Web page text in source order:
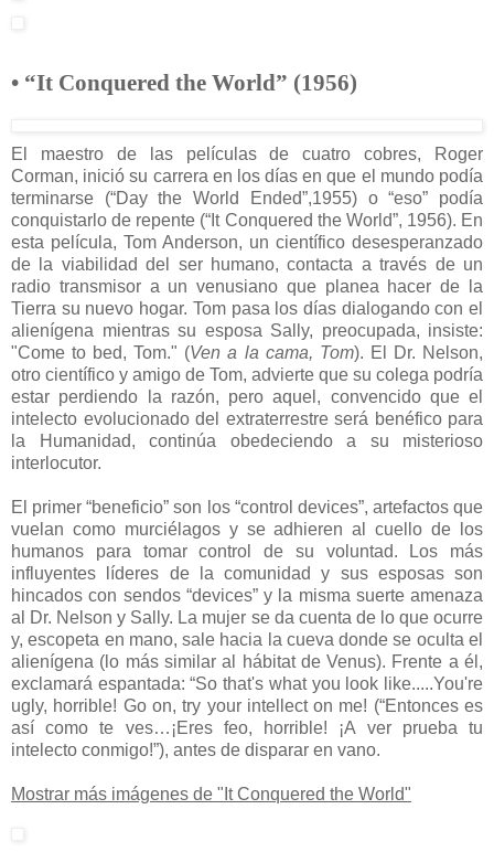
• “It Conquered the World” (1956)
El maestro de las películas de cuatro cobres, Roger
Corman, inició su carrera en los días en que el mundo podía
terminarse (“Day the World Ended”,1955) o “eso” podía
conquistarlo de repente (“It Conquered the World”, 1956). En
esta película, Tom Anderson, un científico desesperanzado
de la viabilidad del ser humano, contacta a través de un
radio transmisor a un venusiano que planea hacer de la
Tierra su nuevo hogar. Tom pasa los días dialogando con el
alienígena mientras su esposa Sally, preocupada, insiste:
"Come to bed, Tom." (Ven a la cama, Tom). El Dr. Nelson,
otro científico y amigo de Tom, advierte que su colega podría
estar perdiendo la razón, pero aquel, convencido que el
intelecto evolucionado del extraterrestre será benéfico para
la Humanidad, continúa obedeciendo a su misterioso
interlocutor.
El primer “beneficio” son los “control devices”, artefactos que
vuelan como murciélagos y se adhieren al cuello de los
humanos para tomar control de su voluntad. Los más
influyentes líderes de la comunidad y sus esposas son
hincados con sendos “devices” y la misma suerte amenaza
al Dr. Nelson y Sally. La mujer se da cuenta de lo que ocurre
y, escopeta en mano, sale hacia la cueva donde se oculta el
alienígena (lo más similar al hábitat de Venus). Frente a él,
exclamará espantada: “So that's what you look like.....You're
ugly, horrible! Go on, try your intellect on me! (“Entonces es
así como te ves…¡Eres feo, horrible! ¡A ver prueba tu
intelecto conmigo!”), antes de disparar en vano.
Mostrar más imágenes de "It Conquered the World"